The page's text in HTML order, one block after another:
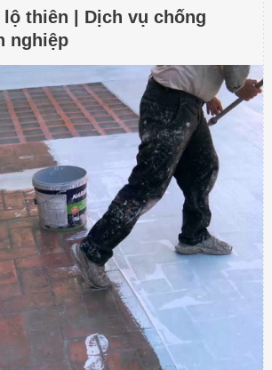
lộ thiên | Dịch vụ chống
nghiệp